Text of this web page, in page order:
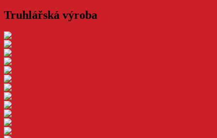
Truhlářská výroba